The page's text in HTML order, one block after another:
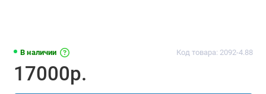
В наличии Код товара: 2092-4.88
17000р.